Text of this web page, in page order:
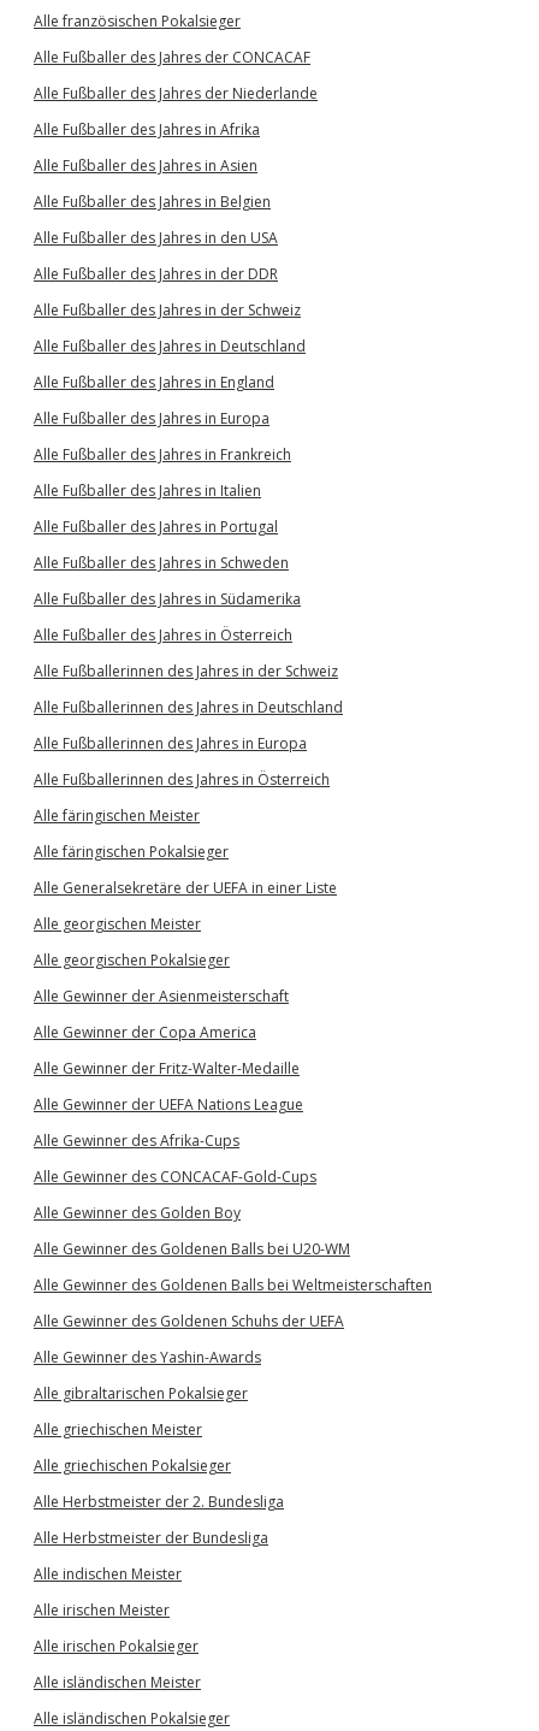
Alle französischen Pokalsieger
Alle Fußballer des Jahres der CONCACAF
Alle Fußballer des Jahres der Niederlande
Alle Fußballer des Jahres in Afrika
Alle Fußballer des Jahres in Asien
Alle Fußballer des Jahres in Belgien
Alle Fußballer des Jahres in den USA
Alle Fußballer des Jahres in der DDR
Alle Fußballer des Jahres in der Schweiz
Alle Fußballer des Jahres in Deutschland
Alle Fußballer des Jahres in England
Alle Fußballer des Jahres in Europa
Alle Fußballer des Jahres in Frankreich
Alle Fußballer des Jahres in Italien
Alle Fußballer des Jahres in Portugal
Alle Fußballer des Jahres in Schweden
Alle Fußballer des Jahres in Südamerika
Alle Fußballer des Jahres in Österreich
Alle Fußballerinnen des Jahres in der Schweiz
Alle Fußballerinnen des Jahres in Deutschland
Alle Fußballerinnen des Jahres in Europa
Alle Fußballerinnen des Jahres in Österreich
Alle färingischen Meister
Alle färingischen Pokalsieger
Alle Generalsekretäre der UEFA in einer Liste
Alle georgischen Meister
Alle georgischen Pokalsieger
Alle Gewinner der Asienmeisterschaft
Alle Gewinner der Copa America
Alle Gewinner der Fritz-Walter-Medaille
Alle Gewinner der UEFA Nations League
Alle Gewinner des Afrika-Cups
Alle Gewinner des CONCACAF-Gold-Cups
Alle Gewinner des Golden Boy
Alle Gewinner des Goldenen Balls bei U20-WM
Alle Gewinner des Goldenen Balls bei Weltmeisterschaften
Alle Gewinner des Goldenen Schuhs der UEFA
Alle Gewinner des Yashin-Awards
Alle gibraltarischen Pokalsieger
Alle griechischen Meister
Alle griechischen Pokalsieger
Alle Herbstmeister der 2. Bundesliga
Alle Herbstmeister der Bundesliga
Alle indischen Meister
Alle irischen Meister
Alle irischen Pokalsieger
Alle isländischen Meister
Alle isländischen Pokalsieger